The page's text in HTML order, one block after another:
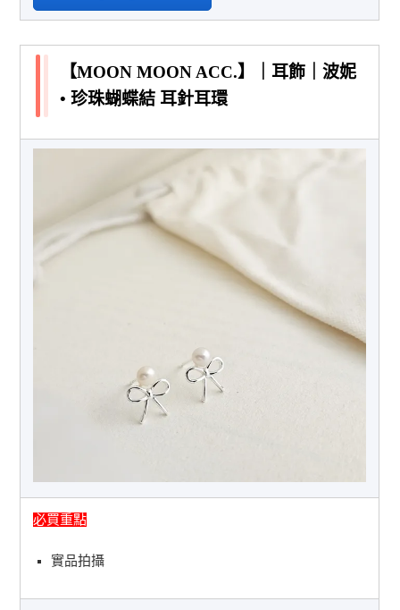
【MOON MOON ACC.】｜耳飾｜波妮
• 珍珠蝴蝶結 耳針耳環
必買重點
實品拍攝